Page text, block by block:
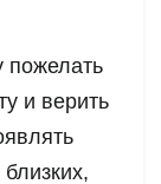
пожелать
и верить